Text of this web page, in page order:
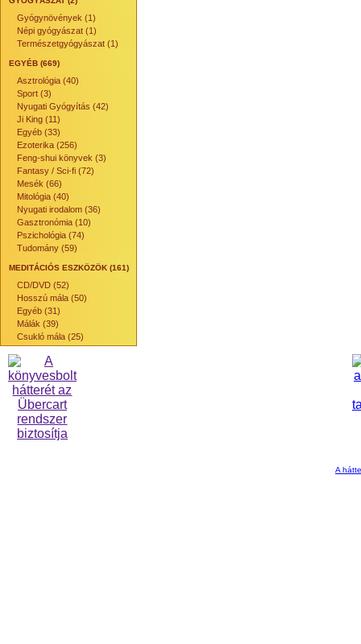
Gyógynövények (1)
Népi gyógyászat (1)
Természetgyógyászat (1)
EGYÉB (669)
Asztrológia (40)
Sport (3)
Nyugati Gyógyítás (42)
Ji King (11)
Egyéb (33)
Ezoterika (256)
Feng-shui könyvek (3)
Fantasy / Sci-fi (72)
Mesék (66)
Mitológia (40)
Nyugati irodalom (36)
Gasztronómia (10)
Pszichológia (74)
Tudomány (59)
MEDITÁCIÓS ESZKÖZÖK (161)
CD/DVD (52)
Hosszú mála (50)
Egyéb (31)
Málák (39)
Csukló mála (25)
A